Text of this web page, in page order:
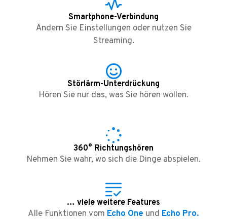
Smartphone-Verbindung
Ändern Sie Einstellungen oder nutzen Sie
Streaming.
Störlärm-Unterdrückung
Hören Sie nur das, was Sie hören wollen.
360° Richtungshören
Nehmen Sie wahr, wo sich die Dinge abspielen.
… viele weitere Features
Alle Funktionen vom Echo One und Echo Pro.